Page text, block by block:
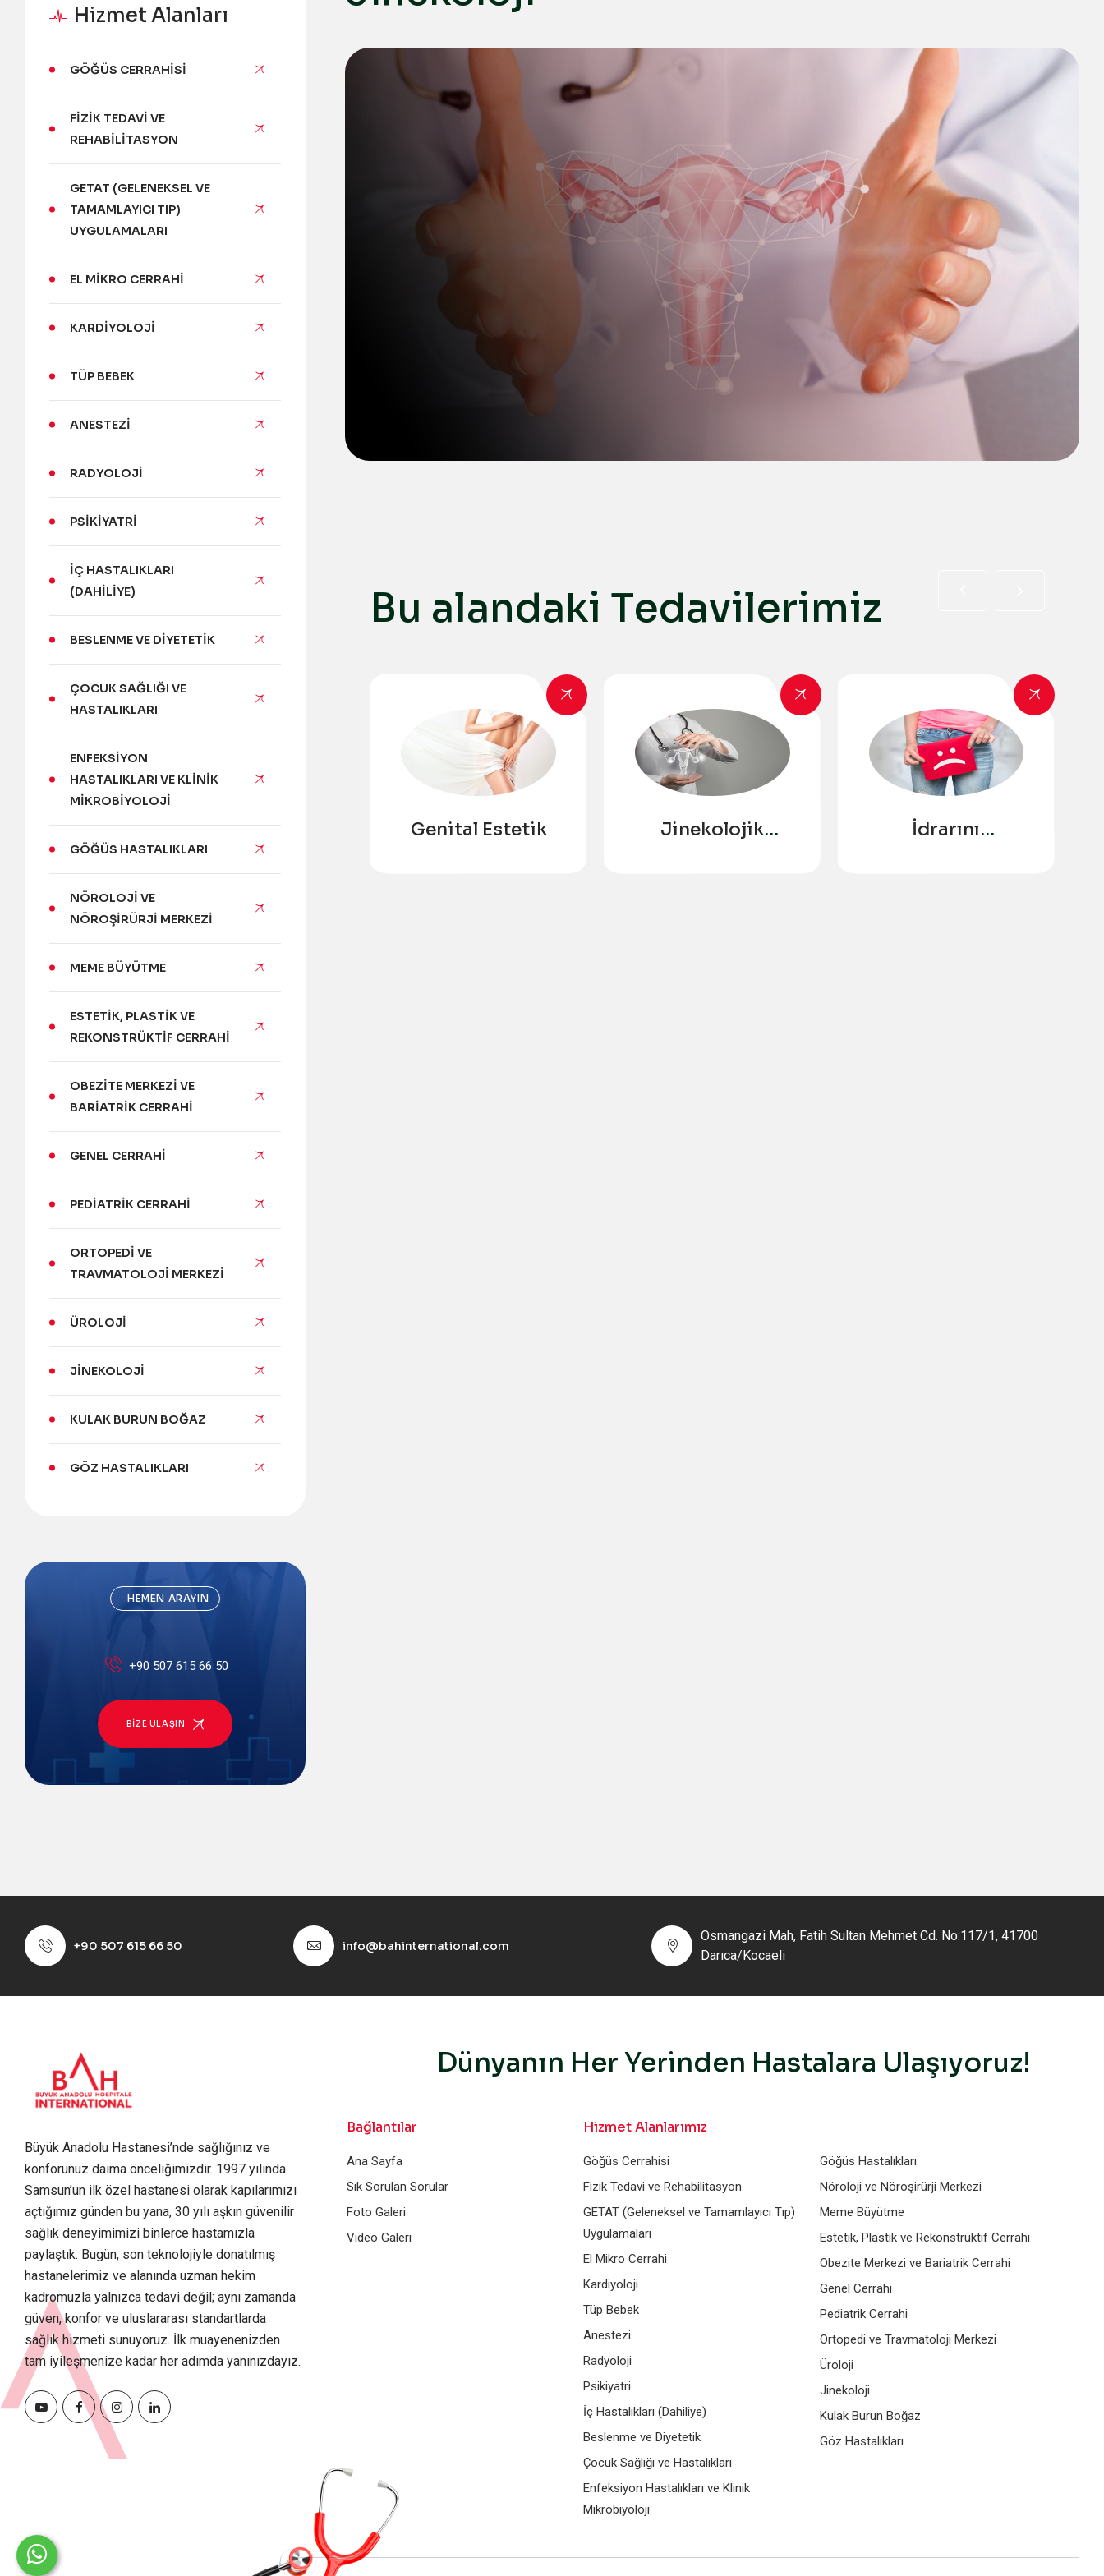
Bu alandaki Tedavilerimiz
Genital Estetik
Jinekolojik
İdrarını
Hizmet Alanları
GÖĞÜS CERRAHISI
FIZIK TEDAVI VE
REHABILITASYON
GETAT (GELENEKSEL VE
TAMAMLAYICI TIP)
UYGULAMALARI
EL MIKRO CERRAHI
KARDIYOLOJI
TÜP BEBEK
ANESTEZI
RADYOLOJI
PSIKIYATRI
İÇ HASTALIKLARI
(DAHILIYE)
BESLENME VE DIYETETIK
ÇOCUK SAĞLIĞI VE
HASTALIKLARI
ENFEKSIYON
HASTALIKLARI VE KLINIK
MIKROBIYOLOJI
GÖĞÜS HASTALIKLARI
NÖROLOJI VE
NÖROŞIRÜRJI MERKEZI
MEME BÜYÜTME
ESTETIK, PLASTIK VE
REKONSTRÜKTIF CERRAHI
OBEZITE MERKEZI VE
BARIATRIK CERRAHI
GENEL CERRAHI
PEDIATRIK CERRAHI
ORTOPEDI VE
TRAVMATOLOJI MERKEZI
ÜROLOJI
JINEKOLOJI
KULAK BURUN BOĞAZ
GÖZ HASTALIKLARI
HEMEN ARAYIN
+90 507 615 66 50
BIZE ULAŞIN
+90 507 615 66 50 info@bahinternational.com
Osmangazi Mah, Fatih Sultan Mehmet Cd. No:117/1, 41700
Darıca/Kocaeli
Dünyanın Her Yerinden Hastalara Ulaşıyoruz!
Büyük Anadolu Hastanesi’nde sağlığınız ve
konforunuz daima önceliğimizdir. 1997 yılında
Samsun’un ilk özel hastanesi olarak kapılarımızı
açtığımız günden bu yana, 30 yılı aşkın güvenilir
sağlık deneyimimizi binlerce hastamızla
paylaştık. Bugün, son teknolojiyle donatılmış
hastanelerimiz ve alanında uzman hekim
kadromuzla yalnızca tedavi değil; aynı zamanda
güven, konfor ve uluslararası standartlarda
sağlık hizmeti sunuyoruz. İlk muayenenizden
tam iyileşmenize kadar her adımda yanınızdayız.
Bağlantılar
Ana Sayfa
Sık Sorulan Sorular
Foto Galeri
Video Galeri
Hizmet Alanlarımız
Göğüs Cerrahisi
Fizik Tedavi ve Rehabilitasyon
GETAT (Geleneksel ve Tamamlayıcı Tıp)
Uygulamaları
El Mikro Cerrahi
Kardiyoloji
Tüp Bebek
Anestezi
Radyoloji
Psikiyatri
İç Hastalıkları (Dahiliye)
Beslenme ve Diyetetik
Çocuk Sağlığı ve Hastalıkları
Enfeksiyon Hastalıkları ve Klinik
Mikrobiyoloji
Göğüs Hastalıkları
Nöroloji ve Nöroşirürji Merkezi
Meme Büyütme
Estetik, Plastik ve Rekonstrüktif Cerrahi
Obezite Merkezi ve Bariatrik Cerrahi
Genel Cerrahi
Pediatrik Cerrahi
Ortopedi ve Travmatoloji Merkezi
Üroloji
Jinekoloji
Kulak Burun Boğaz
Göz Hastalıkları